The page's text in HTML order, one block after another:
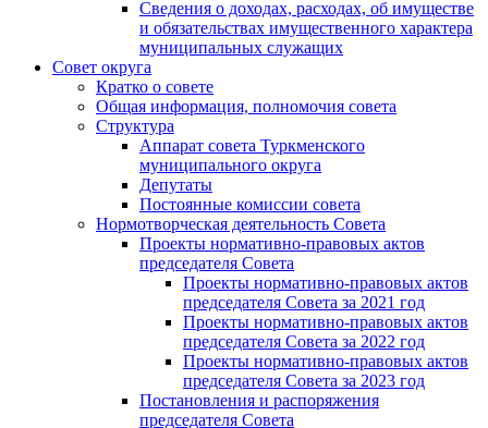
Сведения о доходах, расходах, об имуществе
и обязательствах имущественного характера
муниципальных служащих
Совет округа
Кратко о совете
Общая информация, полномочия совета
Структура
Аппарат совета Туркменского
муниципального округа
Депутаты
Постоянные комиссии совета
Нормотворческая деятельность Совета
Проекты нормативно-правовых актов
председателя Cовета
Проекты нормативно-правовых актов
председателя Cовета за 2021 год
Проекты нормативно-правовых актов
председателя Cовета за 2022 год
Проекты нормативно-правовых актов
председателя Cовета за 2023 год
Постановления и распоряжения
председателя Cовета